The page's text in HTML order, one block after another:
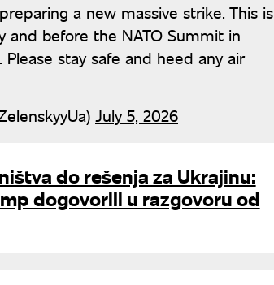
a new massive strike. This is
and before the NATO Summit in
stay safe and heed any air
July 5, 2026
do rešenja za Ukrajinu:
dogovorili u razgovoru od